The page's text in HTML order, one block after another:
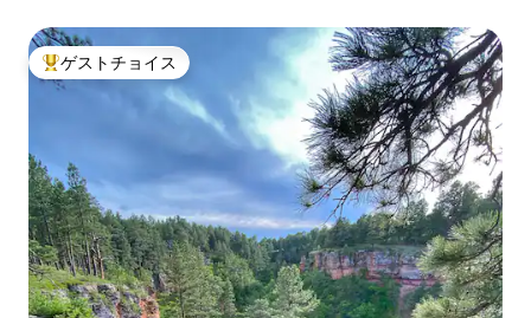
大好評のゲストチョイスです。
ゲストチョイス